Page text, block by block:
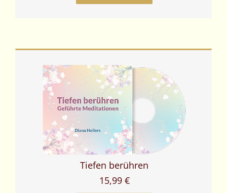
Tiefen berühren
15,99 €